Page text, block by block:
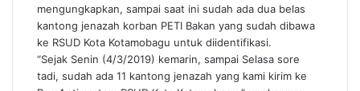
mengungkapkan, sampai saat ini sudah ada dua belas
kantong jenazah korban PETI Bakan yang sudah dibawa
ke RSUD Kota Kotamobagu untuk diidentifikasi.
“Sejak Senin (4/3/2019) kemarin, sampai Selasa sore
tadi, sudah ada 11 kantong jenazah yang kami kirim ke